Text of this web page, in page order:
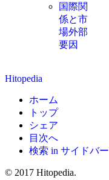
国際関
係と市
場外部
要因
Hitopedia
ホーム
トップ
シェア
目次へ
検索 in サイドバー
© 2017 Hitopedia.